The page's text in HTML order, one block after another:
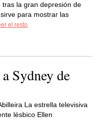
la gran depresión de
para mostrar las
el resto
Sydney de
La estrella televisiva
lésbico Ellen